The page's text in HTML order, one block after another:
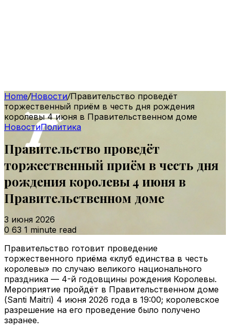
Home/Новости/Правительство проведёт
торжественный приём в честь дня рождения
королевы 4 июня в Правительственном доме
НовостиПолитика
Правительство проведёт
торжественный приём в честь дня
рождения королевы 4 июня в
Правительственном доме
3 июня 2026
0 63 1 minute read
Правительство готовит проведение
торжественного приёма «клуб единства в честь
королевы» по случаю великого национального
праздника — 4-й годовщины рождения Королевы.
Мероприятие пройдёт в Правительственном доме
(Santi Maitri) 4 июня 2026 года в 19:00; королевское
разрешение на его проведение было получено
заранее.